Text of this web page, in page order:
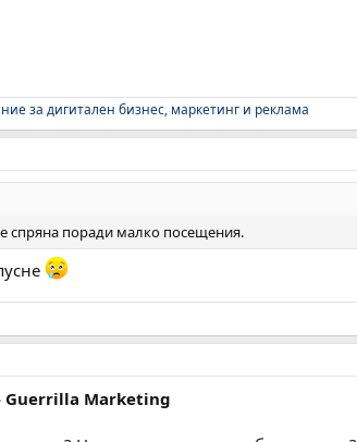
за дигитален бизнес, маркетинг и реклама
спряна поради малко посещения.
Guerrilla Marketing